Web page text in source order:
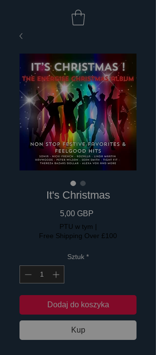
It's Christmas
5,00 GBP
PTU w tym |
Free Shipping Over £100
Sztuk *
Dodaj do koszyka
Kup